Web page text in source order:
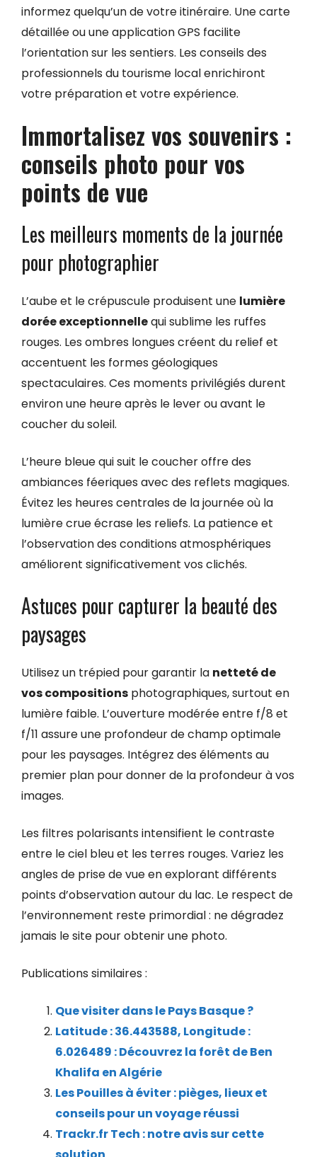
informez quelqu’un de votre itinéraire. Une carte
détaillée ou une application GPS facilite
l’orientation sur les sentiers. Les conseils des
professionnels du tourisme local enrichiront
votre préparation et votre expérience.
Immortalisez vos souvenirs :
conseils photo pour vos
points de vue
Les meilleurs moments de la journée
pour photographier
L’aube et le crépuscule produisent une lumière
dorée exceptionnellequi sublime les ruffes
rouges. Les ombres longues créent du relief et
accentuent les formes géologiques
spectaculaires. Ces moments privilégiés durent
environ une heure après le lever ou avant le
coucher du soleil.
L’heure bleue qui suit le coucher offre des
ambiances féeriques avec des reflets magiques.
Évitez les heures centrales de la journée où la
lumière crue écrase les reliefs. La patience et
l’observation des conditions atmosphériques
améliorent significativement vos clichés.
Astuces pour capturer la beauté des
paysages
Utilisez un trépied pour garantir la netteté de
vos compositions photographiques, surtout en
lumière faible. L’ouverture modérée entre f/8 et
f/11 assure une profondeur de champ optimale
pour les paysages. Intégrez des éléments au
premier plan pour donner de la profondeur à vos
images.
Les filtres polarisants intensifient le contraste
entre le ciel bleu et les terres rouges. Variez les
angles de prise de vue en explorant différents
points d’observation autour du lac. Le respect de
l’environnement reste primordial : ne dégradez
jamais le site pour obtenir une photo.
Publications similaires :
Que visiter dans le Pays Basque ?
Latitude : 36.443588, Longitude :
6.026489 : Découvrez la forêt de Ben
Khalifa en Algérie
Les Pouilles à éviter : pièges, lieux et
conseils pour un voyage réussi
Trackr.fr Tech : notre avis sur cette